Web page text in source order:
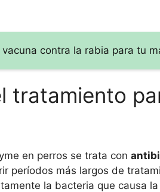
contra la rabia para tu
tratamiento
en perros se trata con
períodos más largos de
la bacteria que causa